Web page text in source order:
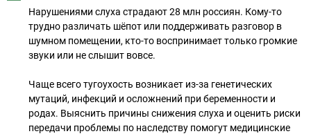
Нарушениями слуха страдают 28 млн россиян. Кому-то
трудно различать шёпот или поддерживать разговор в
шумном помещении, кто-то воспринимает только громкие
звуки или не слышит вовсе.
Чаще всего тугоухость возникает из-за генетических
мутаций, инфекций и осложнений при беременности и
родах. Выяснить причины снижения слуха и оценить риски
передачи проблемы по наследству помогут медицинские